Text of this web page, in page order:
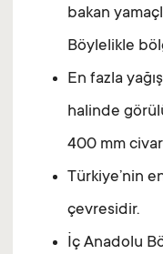
bakan
Böylelikle
En fazla
halinde
400 mm
Türkiye’nin
çevresidir.
İç Anadolu